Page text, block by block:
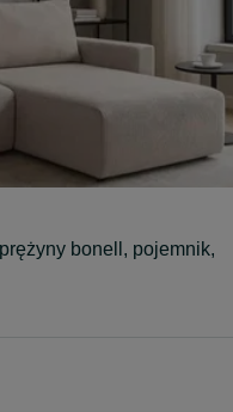
bonell, pojemnik,